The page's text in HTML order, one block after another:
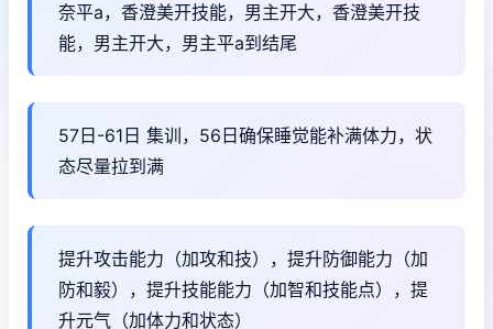
奈平a，香澄美开技能，男主开大，香澄美开技
能，男主开大，男主平a到结尾
57日-61日 集训，56日确保睡觉能补满体力，状
态尽量拉到满
提升攻击能力（加攻和技），提升防御能力（加
防和毅），提升技能能力（加智和技能点），提
升元气（加体力和状态）